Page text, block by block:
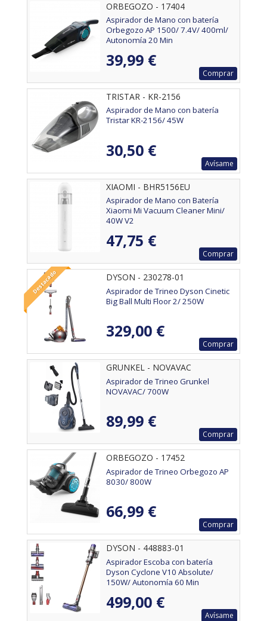
ORBEGOZO - 17404
Aspirador de Mano con batería
Orbegozo AP 1500/ 7.4V/ 400ml/
Autonomía 20 Min
39,99 €
Comprar
TRISTAR - KR-2156
Aspirador de Mano con batería
Tristar KR-2156/ 45W
30,50 €
Avísame
XIAOMI - BHR5156EU
Aspirador de Mano con Batería
Xiaomi Mi Vacuum Cleaner Mini/
40W V2
47,75 €
Comprar
Destacado DYSON - 230278-01
Aspirador de Trineo Dyson Cinetic
Big Ball Multi Floor 2/ 250W
329,00 €
Comprar
GRUNKEL - NOVAVAC
Aspirador de Trineo Grunkel
NOVAVAC/ 700W
89,99 €
Comprar
ORBEGOZO - 17452
Aspirador de Trineo Orbegozo AP
8030/ 800W
66,99 €
Comprar
DYSON - 448883-01
Aspirador Escoba con batería
Dyson Cyclone V10 Absolute/
150W/ Autonomía 60 Min
499,00 €
Avísame